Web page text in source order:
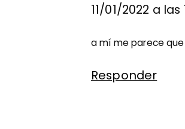
11/01/2022 a las
a mí me parece
Responder